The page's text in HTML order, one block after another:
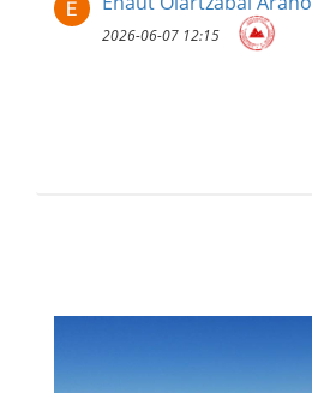
2026-06-07 12:15